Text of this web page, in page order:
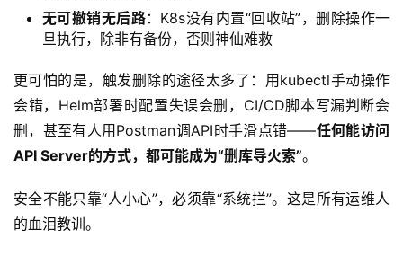
无可撤销无后路：K8s没有内置“回收站”，删除操作一
旦执行，除非有备份，否则神仙难救
更可怕的是，触发删除的途径太多了：用kubectl手动操作
会错，Helm部署时配置失误会删，CI/CD脚本写漏判断会
删，甚至有人用Postman调API时手滑点错——任何能访问
API Server的方式，都可能成为“删库导火索”。
安全不能只靠“人小心”，必须靠“系统拦”。这是所有运维人
的血泪教训。